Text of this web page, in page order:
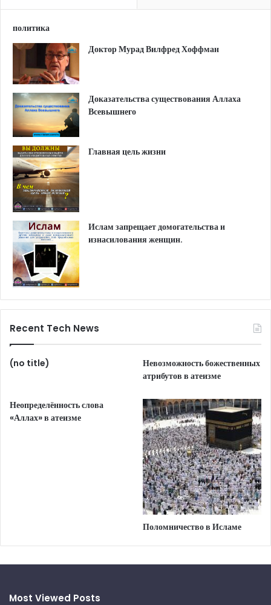
политика
Доктор Мурад Вилфред Хоффман
Доказательства существования Аллаха
Всевышнего
Главная цель жизни
Ислам запрещает домогательства и
изнасилования женщин.
Recent Tech News
(no title)
Невозможность божественных
атрибутов в атеизме
Неопределённость слова
«Аллах» в атеизме
Поломничество в Исламе
Most Viewed Posts